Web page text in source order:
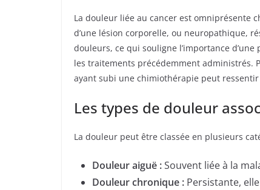
La douleur liée au cancer est omniprésente
d’une lésion corporelle, ou neuropathique,
douleurs, ce qui souligne l’importance
les traitements précédemment administrés.
ayant subi une chimiothérapie peut
Les types de douleur
La douleur peut être classée en plusieurs
Douleur aiguë :Souvent liée à la
Douleur chronique : Persistante,